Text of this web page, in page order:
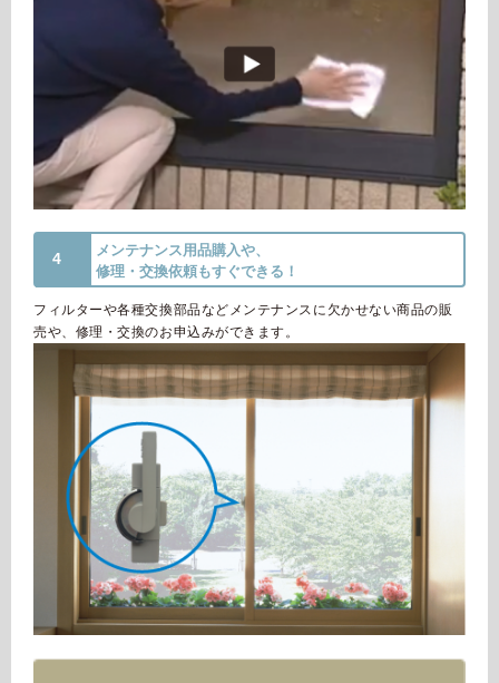
4
メンテナンス用品購入や、
修理・交換依頼もすぐできる！
フィルターや各種交換部品などメンテナンスに欠かせない商品の販
売や、修理・交換のお申込みができます。